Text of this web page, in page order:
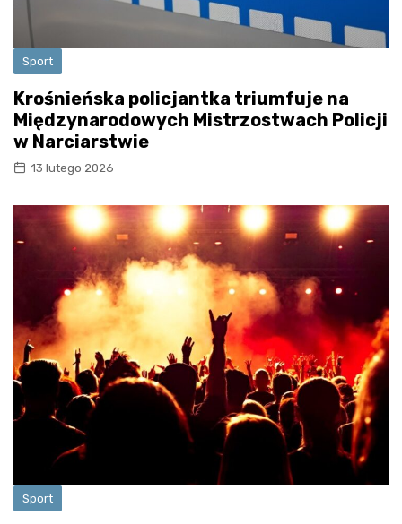
Sport
Krośnieńska policjantka triumfuje na
Międzynarodowych Mistrzostwach Policji
w Narciarstwie
13 lutego 2026
Sport